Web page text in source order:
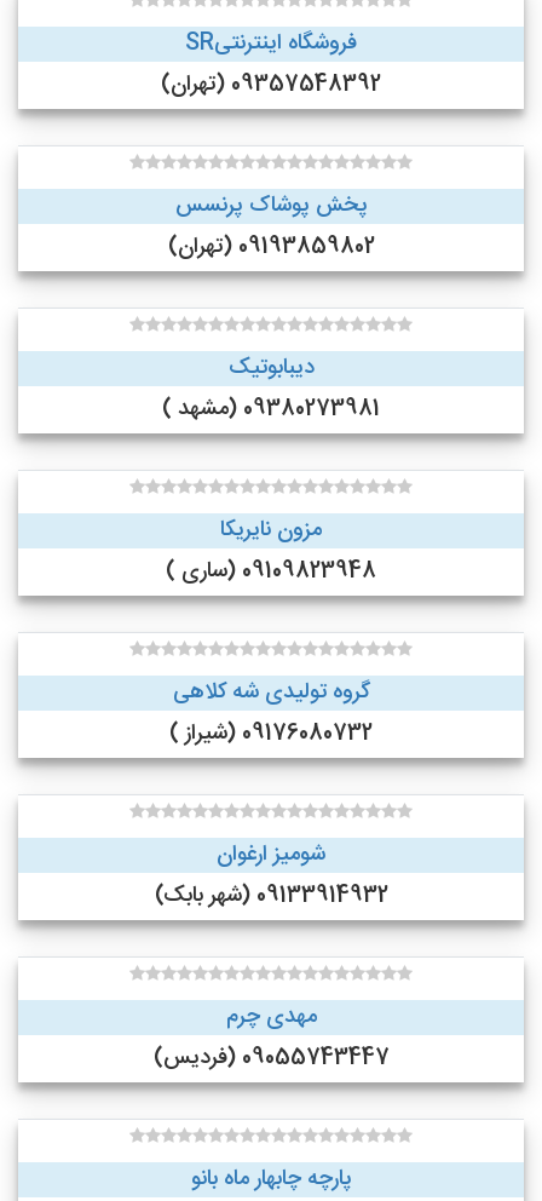
فروشگاه اینترنتیSR
09357548392 (تهران)
پخش پوشاک پرنسس
09193859802 (تهران)
دیبابوتیک
09380273981 (مشهد )
مزون نایریکا
09109823948 (ساری )
گروه تولیدی شه کلاهی
09176080732 (شیراز )
شومیز ارغوان
09133914932 (شهر بابک)
مهدی چرم
09055743447 (فردیس)
پارچه چابهار ماه بانو